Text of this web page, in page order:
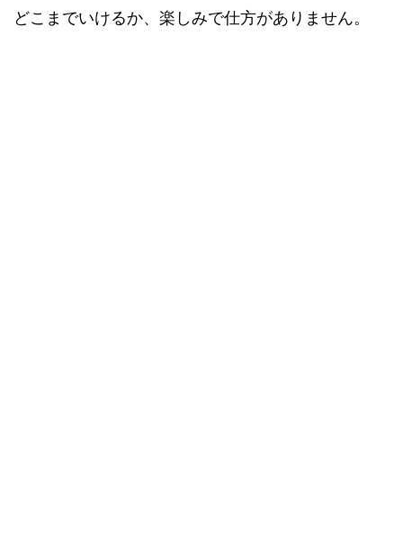
どこまでいけるか、楽しみで仕方がありません。